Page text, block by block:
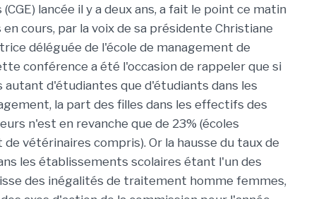
lancée il y a deux ans, a fait le point ce matin
cours, par la voix de sa présidente Christiane
déléguée de l'école de management de
conférence a été l'occasion de rappeler que si
autant d'étudiantes que d'étudiants dans les
la part des filles dans les effectifs des
n'est en revanche que de 23% (écoles
vétérinaires compris). Or la hausse du taux de
les établissements scolaires étant l'un des
des inégalités de traitement homme femmes,